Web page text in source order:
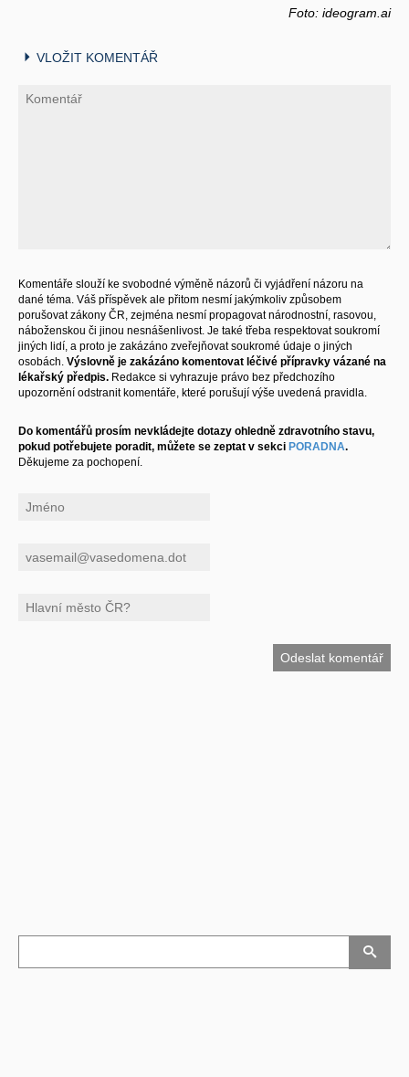
Foto: ideogram.ai
VLOŽIT KOMENTÁŘ
Komentáře slouží ke svobodné výměně názorů či vyjádření názoru na
dané téma. Váš příspěvek ale přitom nesmí jakýmkoliv způsobem
porušovat zákony ČR, zejména nesmí propagovat národnostní, rasovou,
náboženskou či jinou nesnášenlivost. Je také třeba respektovat soukromí
jiných lidí, a proto je zakázáno zveřejňovat soukromé údaje o jiných
osobách. Výslovně je zakázáno komentovat léčivé přípravky vázané na
lékařský předpis. Redakce si vyhrazuje právo bez předchozího
upozornění odstranit komentáře, které porušují výše uvedená pravidla.
Do komentářů prosím nevkládejte dotazy ohledně zdravotního stavu,
pokud potřebujete poradit, můžete se zeptat v sekci PORADNA.
Děkujeme za pochopení.